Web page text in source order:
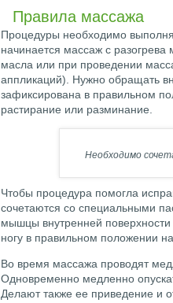
Правила массажа
Процедуры необходимо
начинается массаж с
масла или при проведении
аппликаций). Нужно обращать
зафиксирована в правильном
растирание или разминание.
Необходимо
Чтобы процедура помогла
сочетаются со специальными
мышцы внутренней
ногу в правильном положении
Во время массажа проводят
Одновременно медленно
Делают также ее приведение и